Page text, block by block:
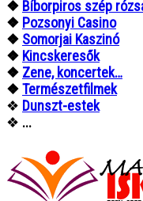
❖ Bíborpiros szép
❖ Pozsonyi Casino
❖ Somorjai Kaszinó
❖ Kincskeresők
❖ Zene, koncertek…
❖Természetfilmek
❖ Dunszt-estek
❖ ...